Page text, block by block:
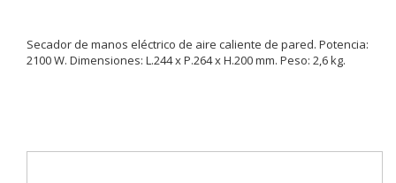
Secador de manos eléctrico de aire caliente de pared. Potencia:
2100 W. Dimensiones: L.244 x P.264 x H.200 mm. Peso: 2,6 kg.